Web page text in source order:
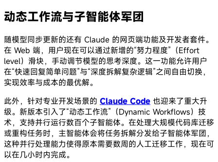
动态工作流与子智能体军团
随模型同步更新的还有 Claude 的网页端功能及开发者套件。
在 Web 端，用户现在可以通过新增的“努力程度”（Effort
level）滑块，手动调节模型的思考深度。这一功能允许用户
在“快速回复简单问题”与“深度拆解复杂逻辑”之间自由切换，
实现效率与成本的最优解。
此外，针对专业开发场景的 Claude Code 也迎来了重大升
级。新版本引入了“动态工作流”（Dynamic Workflows）技
术，支持并行运行数百个子智能体。在处理大规模代码库迁移
或重构任务时，主智能体会将任务拆解分发给子智能体军团，
这种并行处理能力使得原本需要数周的人工迁移工作，现在可
以在几小时内完成。